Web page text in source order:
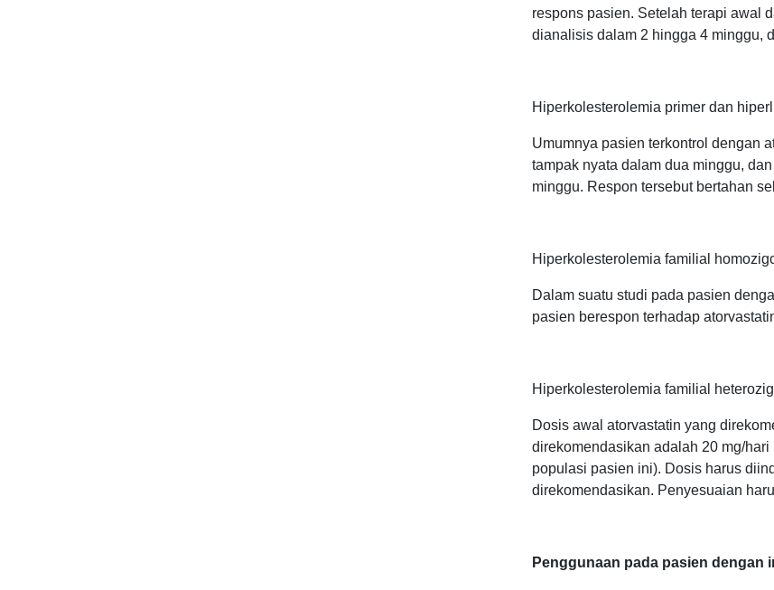
respons pasien. Setelah terapi awal
dianalisis dalam 2 hingga 4 minggu,
Hiperkolesterolemia primer dan
Umumnya pasien terkontrol dengan
tampak nyata dalam dua minggu,
minggu. Respon tersebut bertahan
Hiperkolesterolemia familial
Dalam suatu studi pada pasien
pasien berespon terhadap
Hiperkolesterolemia familial
Dosis awal atorvastatin yang
direkomendasikan adalah 20 mg/
populasi pasien ini). Dosis harus
direkomendasikan. Penyesuaian
Penggunaan pada pasien dengan